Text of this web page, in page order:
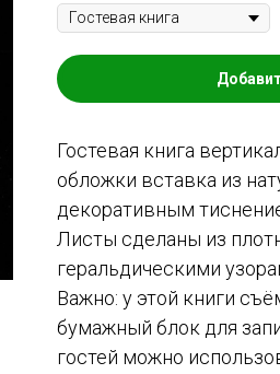
Гостевая книга
обложки вставка из
декоративным
Листы сделаны из
геральдическими
Важно: у этой книги
бумажный блок для
гостей можно